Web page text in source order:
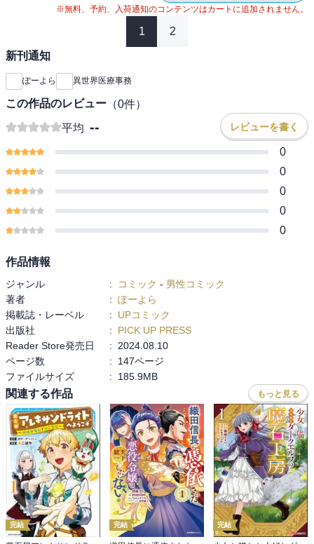
※無料、予約、入荷通知のコンテンツはカートに追加されません。
1 2
新刊通知
ぽーよら 異世界医療事務
この作品のレビュー （0件）
平均 -- レビューを書く
0
0
0
0
0
作品情報
ジャンル : コミック - 男性コミック
著者
: ぽーよら
掲載誌・レーベル
:
UPコミック
出版社
:
PICK UP PRESS
Reader Store発売日
:
2024.08.10
ページ数
:
147ページ
ファイルサイズ
: 185.9MB
関連する作品 もっと見る
完結 完結 完結